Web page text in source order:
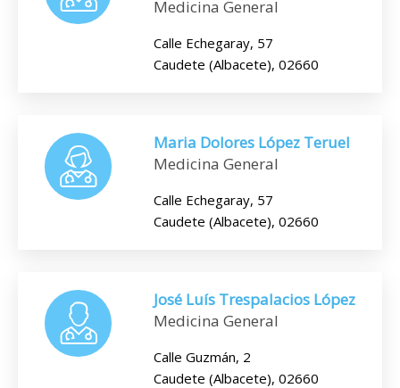
Medicina General
Calle Echegaray, 57
Caudete (Albacete), 02660
Maria Dolores López Teruel
Medicina General
Calle Echegaray, 57
Caudete (Albacete), 02660
José Luís Trespalacios López
Medicina General
Calle Guzmán, 2
Caudete (Albacete), 02660